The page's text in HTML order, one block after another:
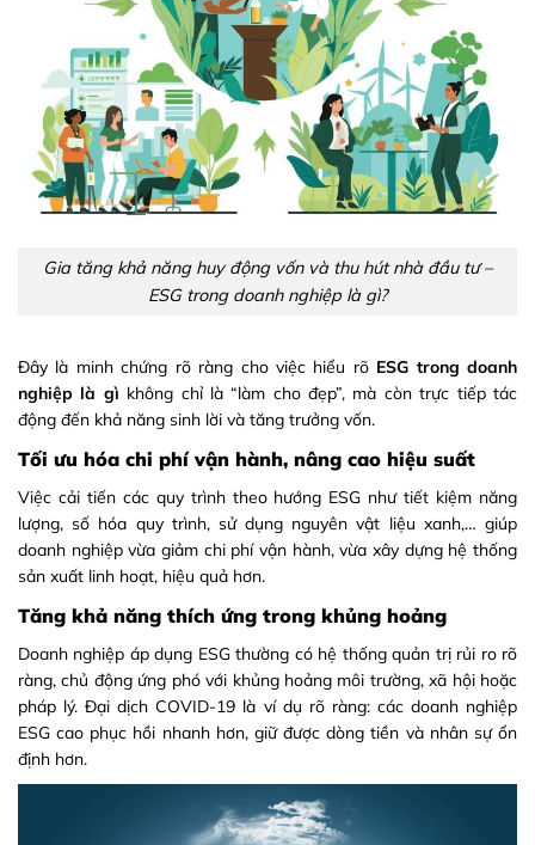
Gia tăng khả năng huy động vốn và thu hút nhà đầu tư –
ESG trong doanh nghiệp là gì?
Đây là minh chứng rõ ràng cho việc hiểu rõ ESG trong doanh
nghiệp là gì không chỉ là “làm cho đẹp”, mà còn trực tiếp tác
động đến khả năng sinh lời và tăng trưởng vốn.
Tối ưu hóa chi phí vận hành, nâng cao hiệu suất
Việc cải tiến các quy trình theo hướng ESG như tiết kiệm năng
lượng, số hóa quy trình, sử dụng nguyên vật liệu xanh,… giúp
doanh nghiệp vừa giảm chi phí vận hành, vừa xây dựng hệ thống
sản xuất linh hoạt, hiệu quả hơn.
Tăng khả năng thích ứng trong khủng hoảng
Doanh nghiệp áp dụng ESG thường có hệ thống quản trị rủi ro rõ
ràng, chủ động ứng phó với khủng hoảng môi trường, xã hội hoặc
pháp lý. Đại dịch COVID-19 là ví dụ rõ ràng: các doanh nghiệp
ESG cao phục hồi nhanh hơn, giữ được dòng tiền và nhân sự ổn
định hơn.